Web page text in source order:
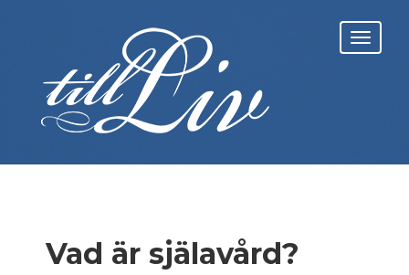
Vad är själavård?